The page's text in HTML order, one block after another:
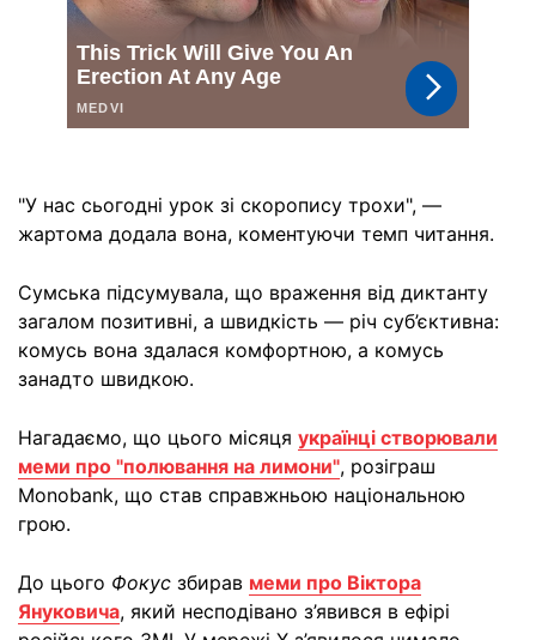
"У нас сьогодні урок зі скоропису трохи", —
жартома додала вона, коментуючи темп читання.
Сумська підсумувала, що враження від диктанту
загалом позитивні, а швидкість — річ суб’єктивна:
комусь вона здалася комфортною, а комусь
занадто швидкою.
Нагадаємо, що цього місяця українці створювали
меми про "полювання на лимони", розіграш
Monobank, що став справжньою національною
грою.
До цього Фокус збирав меми про Віктора
Януковича, який несподівано з’явився в ефірі